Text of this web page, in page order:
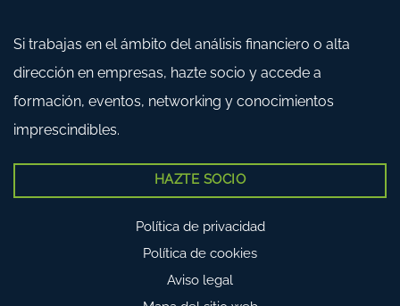
Si trabajas en el ámbito del análisis financiero o alta
dirección en empresas, hazte socio y accede a
formación, eventos, networking y conocimientos
imprescindibles.
HAZTE SOCIO
Política de privacidad
Política de cookies
Aviso legal